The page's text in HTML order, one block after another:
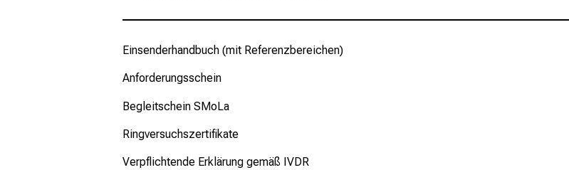
Einsenderhandbuch (mit Referenzbereichen)
Anforderungsschein
Begleitschein SMoLa
Ringversuchszertifikate
Verpflichtende Erklärung gemäß IVDR